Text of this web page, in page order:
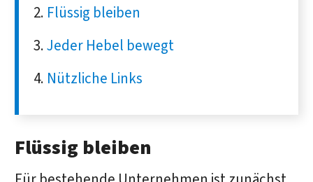
Flüssig bleiben
Jeder Hebel bewegt
Nützliche Links
Flüssig bleiben